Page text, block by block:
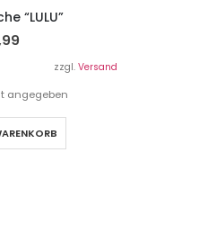
“LULU”
zzgl. Versand
angegeben